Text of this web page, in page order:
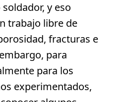
y eso
trabajo libre de
fracturas e
para
para los
experimentados,